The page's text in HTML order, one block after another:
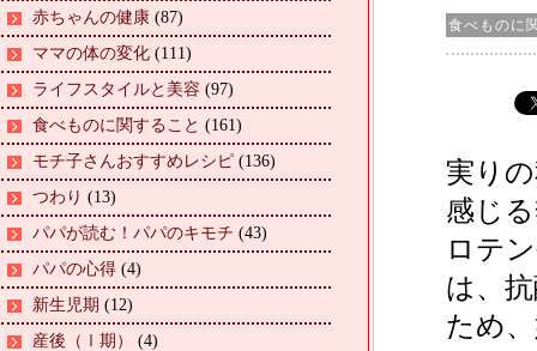
赤ちゃんの健康 (87)
ママの体の変化 (111)
ライフスタイルと美容 (97)
食べものに関すること (161)
モチ子さんおすすめレシピ (136)
つわり (13)
パパが読む！パパのキモチ (43)
パパの心得 (4)
新生児期 (12)
産後（Ⅰ期）
(4)
食べものに
実り
感じ
ロテ
は、
ため